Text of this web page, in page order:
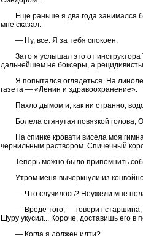
Еще раньше я два года занимался
мне сказал:
— Ну, все. Я за тебя спокоен.
Зато я услышал это от
дальнейшем не боксеры, а
Я попытался оглядеться. На
газета — «Ленин и здравоохранение».
Пахло дымом и, как ни странно,
Болела стянутая повязкой
На спинке кровати висела моя
чернильным раствором. Спичечный
Теперь можно было припомнить
Утром меня вычеркнули из
— Что случилось? Неужели мне
— Вроде того, — говорит старшина,
Шуру укусил... Короче, доставишь его
— Когда я должен идти?